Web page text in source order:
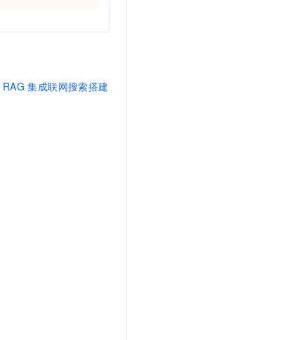
RAG 集成联网搜索搭建